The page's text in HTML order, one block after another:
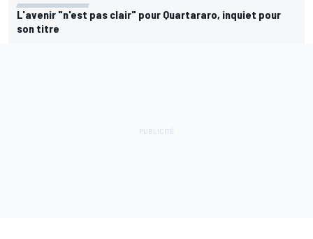
L'avenir "n'est pas clair" pour Quartararo, inquiet pour
son titre